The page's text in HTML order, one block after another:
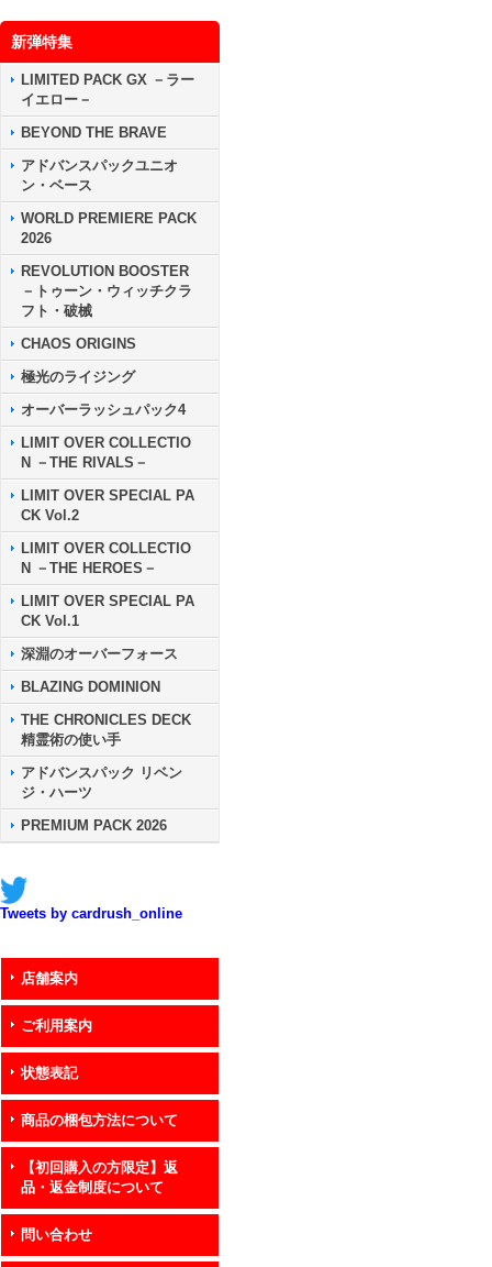
新弾特集
LIMITED PACK GX －ラー
イエロー－
BEYOND THE BRAVE
アドバンスパックユニオ
ン・ベース
WORLD PREMIERE PACK
2026
REVOLUTION BOOSTER
－トゥーン・ウィッチクラ
フト・破械
CHAOS ORIGINS
極光のライジング
オーバーラッシュパック4
LIMIT OVER COLLECTIO
N －THE RIVALS－
LIMIT OVER SPECIAL PA
CK Vol.2
LIMIT OVER COLLECTIO
N －THE HEROES－
LIMIT OVER SPECIAL PA
CK Vol.1
深淵のオーバーフォース
BLAZING DOMINION
THE CHRONICLES DECK
精霊術の使い手
アドバンスパック リベン
ジ・ハーツ
PREMIUM PACK 2026
Tweets by cardrush_online
店舗案内
ご利用案内
状態表記
商品の梱包方法について
【初回購入の方限定】返
品・返金制度について
問い合わせ